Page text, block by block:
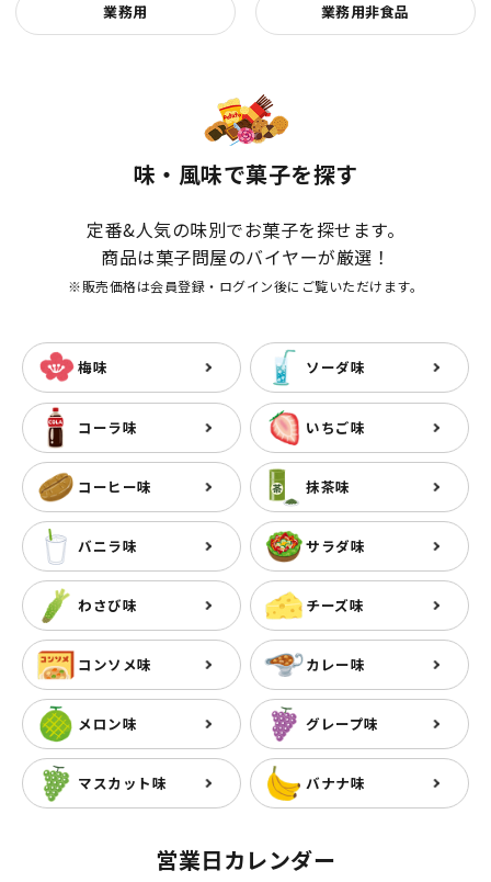
業務用 業務用非食品
味・風味で菓子を探す
定番&人気の味別でお菓子を探せます。
商品は菓子問屋のバイヤーが厳選！
※販売価格は会員登録・ログイン後にご覧いただけます。
梅味 ソーダ味
コーラ味 いちご味
コーヒー味 抹茶味
バニラ味 サラダ味
わさび味 チーズ味
コンソメ味 カレー味
メロン味 グレープ味
マスカット味 バナナ味
営業日カレンダー